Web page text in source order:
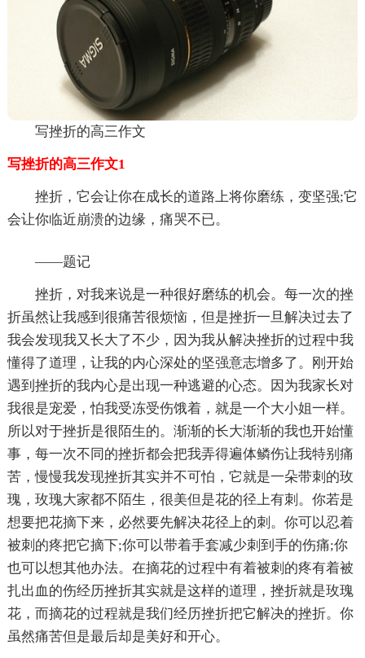
写挫折的高三作文
写挫折的高三作文1
挫折，它会让你在成长的道路上将你磨练，变坚强;它
会让你临近崩溃的边缘，痛哭不已。
——题记
挫折，对我来说是一种很好磨练的机会。每一次的挫
折虽然让我感到很痛苦很烦恼，但是挫折一旦解决过去了
我会发现我又长大了不少，因为我从解决挫折的过程中我
懂得了道理，让我的内心深处的坚强意志增多了。刚开始
遇到挫折的我内心是出现一种逃避的心态。因为我家长对
我很是宠爱，怕我受冻受伤饿着，就是一个大小姐一样。
所以对于挫折是很陌生的。渐渐的长大渐渐的我也开始懂
事，每一次不同的挫折都会把我弄得遍体鳞伤让我特别痛
苦，慢慢我发现挫折其实并不可怕，它就是一朵带刺的玫
瑰，玫瑰大家都不陌生，很美但是花的径上有刺。你若是
想要把花摘下来，必然要先解决花径上的刺。你可以忍着
被刺的疼把它摘下;你可以带着手套减少刺到手的伤痛;你
也可以想其他办法。在摘花的过程中有着被刺的疼有着被
扎出血的伤经历挫折其实就是这样的道理，挫折就是玫瑰
花，而摘花的过程就是我们经历挫折把它解决的挫折。你
虽然痛苦但是最后却是美好和开心。